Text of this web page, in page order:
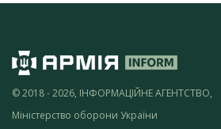
© 2018 - 2026, ІНФОРМАЦІЙНЕ АГЕНТСТВО,
Міністерство оборони України